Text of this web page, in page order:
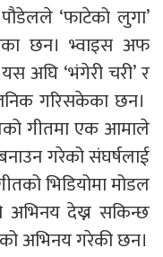
‘फाटेको लुगा’
छन। भ्वाइस अफ
अघि ‘भंगेरी चरी’ र
गरिसकेका छन।
गीतमा एक आमाले
गरेको संघर्षलाई
भिडियोमा मोडल
देख्न सकिन्छ
अभिनय गरेकी छन।